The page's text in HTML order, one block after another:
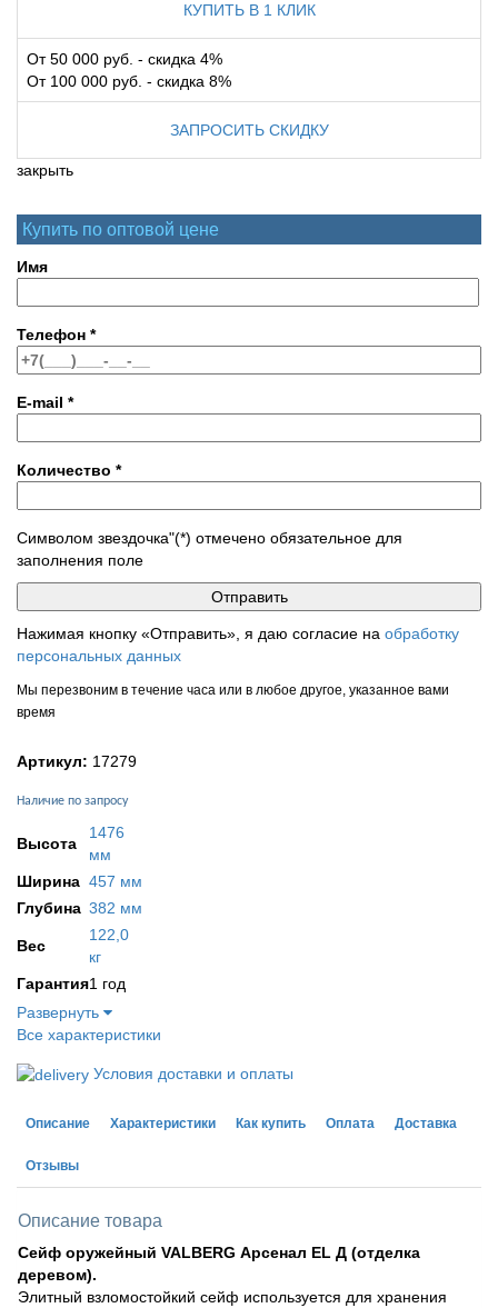
КУПИТЬ В 1 КЛИК
От 50 000 руб. - скидка 4%
От 100 000 руб. - скидка 8%
ЗАПРОСИТЬ СКИДКУ
закрыть
Купить по оптовой цене
Имя
Телефон *
E-mail *
Количество *
Символом звездочка"(*) отмечено обязательное для
заполнения поле
Нажимая кнопку «Отправить», я даю согласие на обработку
персональных данных
Мы перезвоним в течение часа или в любое другое, указанное вами
время
Артикул: 17279
Наличие по запросу
Высота
1476
мм
Ширина 457 мм
Глубина 382 мм
Вес
122,0
кг
Гарантия1 год
Развернуть
Все характеристики
Условия доставки и оплаты
Описание Характеристики Как купить Оплата Доставка
Отзывы
Описание товара
Сейф оружейный VALBERG Арсенал EL Д (отделка
деревом).
Элитный взломостойкий сейф используется для хранения